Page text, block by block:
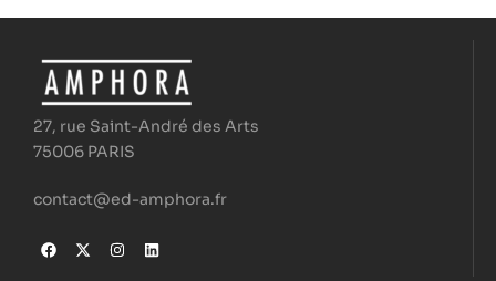
27, rue Saint-André des Arts
75006 PARIS
contact@ed-amphora.fr